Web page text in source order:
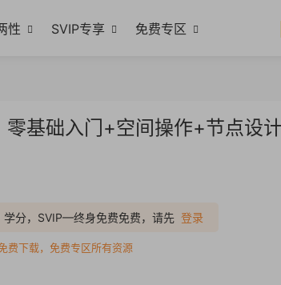
性 SVIP专享 免费专区
零基础入门+空间操作+节点设
学分，SVIP—终身免费免费，请先 登录
费下载，免费专区所有资源